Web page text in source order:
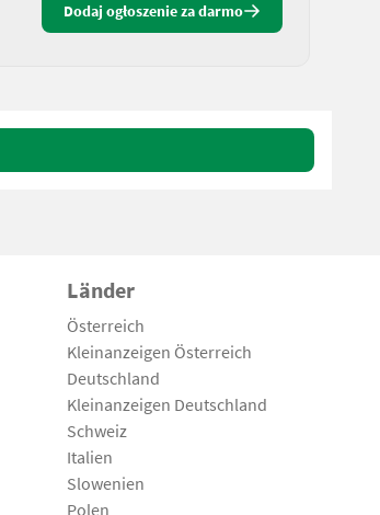
Dodaj ogłoszenie za darmo
Länder
Österreich
Kleinanzeigen Österreich
Deutschland
Kleinanzeigen Deutschland
Schweiz
Italien
Slowenien
Polen